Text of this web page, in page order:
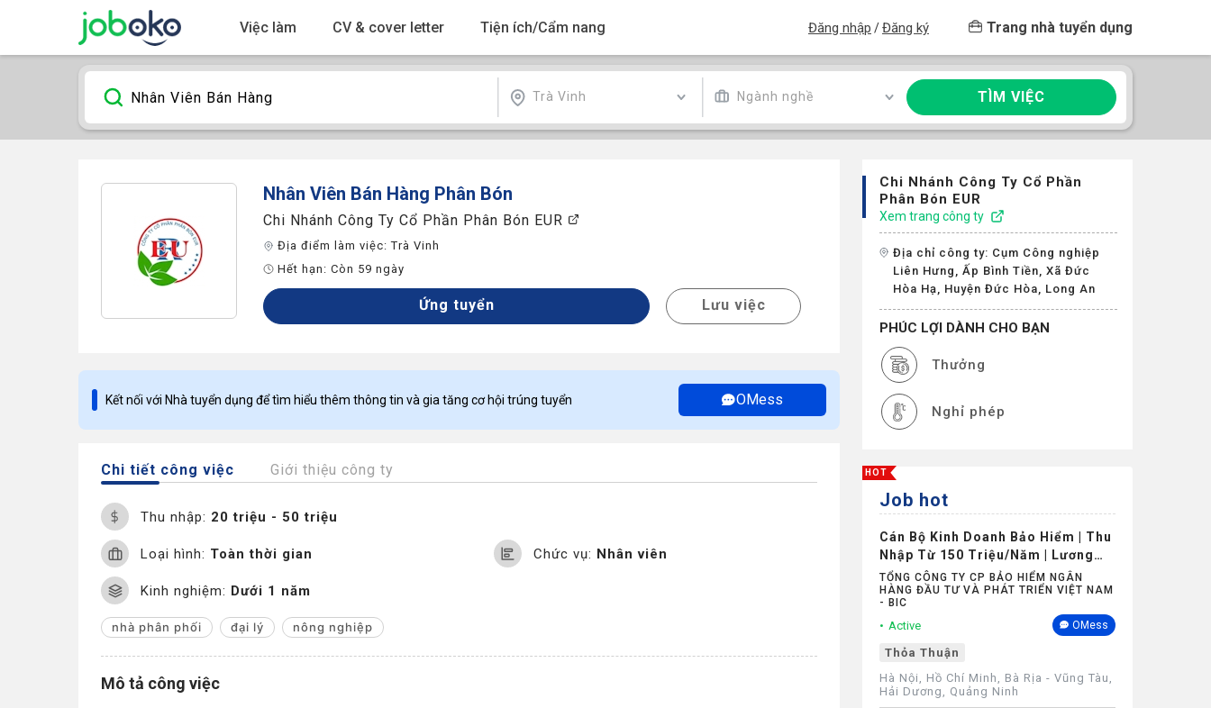
Việc làm CV & cover letter Tiện ích/Cẩm nang Đăng nhập /Đăng ký Trang nhà tuyển dụng
Trà Vinh Ngành nghề TÌM VIỆC
Nhân Viên Bán Hàng Phân Bón
Chi Nhánh Công Ty Cổ Phần Phân Bón EUR
Địa điểm làm việc:Trà Vinh
Hết hạn: Còn 59 ngày
Ứng tuyển Lưu việc
Kết nối với Nhà tuyển dụng để tìm hiểu thêm thông tin và gia tăng cơ hội trúng tuyển OMess
Chi tiết công việc Giới thiệu công ty
Thu nhập: 20 triệu - 50 triệu
Loại hình: Toàn thời gian Chức vụ: Nhân viên
Kinh nghiệm: Dưới 1 năm
nhà phân phối đại lý nông nghiệp
Mô tả công việc
Chi Nhánh Công Ty Cổ Phần
Phân Bón EUR
Xem trang công ty
Địa chỉ công ty: Cụm Công nghiệp
Liên Hưng, Ấp Bình Tiền, Xã Đức
Hòa Hạ, Huyện Đức Hòa, Long An
PHÚC LỢI DÀNH CHO BẠN
Thưởng
Nghỉ phép
HOT
Job hot
Cán Bộ Kinh Doanh Bảo Hiểm | Thu
Nhập Từ 150 Triệu/Năm | Lương
Cứng Không Phụ Thuộc Doanh Số
TỔNG CÔNG TY CP BẢO HIỂM NGÂN
HÀNG ĐẦU TƯ VÀ PHÁT TRIỂN VIỆT NAM
- BIC
Active OMess
Thỏa Thuận
Hà Nội, Hồ Chí Minh, Bà Rịa - Vũng Tàu,
Hải Dương, Quảng Ninh